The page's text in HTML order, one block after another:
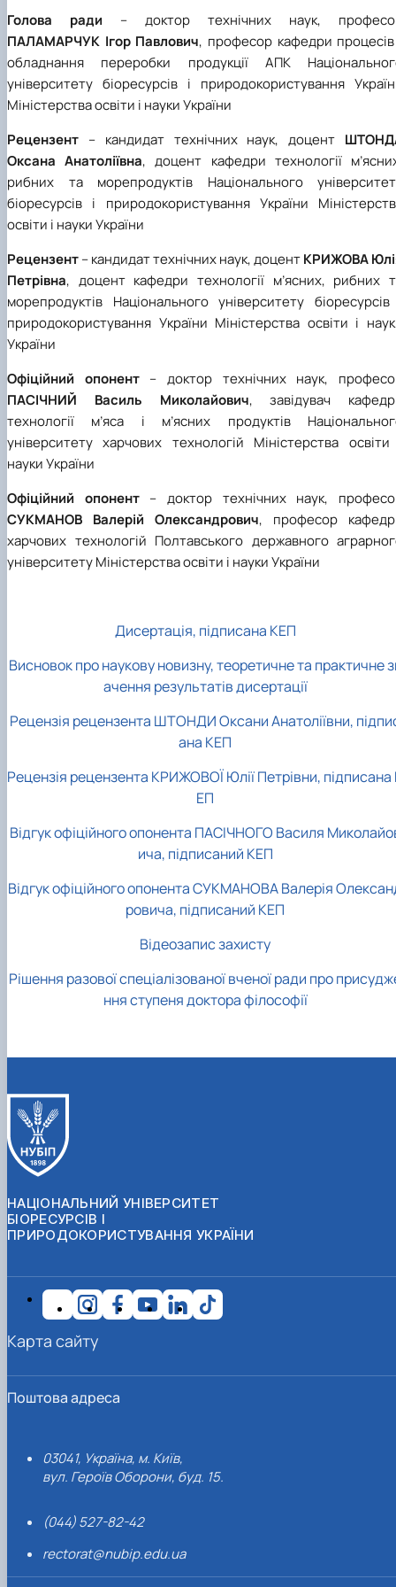
Голова ради – доктор технічних наук,
ПАЛАМАРЧУК Ігор Павлович, професор кафедри процесів
обладнання переробки продукції АПК
університету біоресурсів і природокористування
Міністерства освіти і науки України
Рецензент – кандидат технічних наук, доцент
Оксана Анатоліївна, доцент кафедри технології
рибних та морепродуктів Національного
біоресурсів і природокористування України
освіти і науки України
Рецензент– кандидат технічних наук, доцентКРИЖОВА
Петрівна, доцент кафедри технології м’ясних, рибних
морепродуктів Національного університету біоресурсів
природокористування України Міністерства освіти і
України
Офіційний опонент– доктор технічних наук,
ПАСІЧНИЙ Василь Миколайович, завідувач
технології м’яса і м’ясних продуктів
університету харчових технологій Міністерства освіти
науки України
Офіційний опонент– доктор технічних наук,
СУКМАНОВ Валерій Олександрович, професор
харчових технологій Полтавського державного
університету Міністерства освіти і науки України
Дисертація, підписана КЕП
Висновок про наукову новизну, теоретичне та практичне
ачення результатів дисертації
Рецензія рецензента ШТОНДИ Оксани Анатоліївни,
ана КЕП
Рецензія рецензента КРИЖОВОЇ Юлії Петрівни, підписана
ЕП
Відгук офіційного опонента ПАСІЧНОГО Василя
ича, підписаний КЕП
Відгук офіційного опонента СУКМАНОВА Валерія
ровича, підписаний КЕП
Відеозапис захисту
Рішення разової спеціалізованої вченої ради про
ння ступеня доктора філософії
НАЦІОНАЛЬНИЙ УНІВЕРСИТЕТ
БІОРЕСУРСІВ І
ПРИРОДОКОРИСТУВАННЯ УКРАЇНИ
Поштова адреса
03041, Україна, м. Київ,
вул. Героїв Оборони, буд. 15.
(044) 527-82-42
rectorat@nubip.edu.ua
Карта сайту